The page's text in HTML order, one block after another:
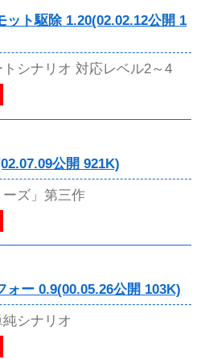
ット駆除 1.20(02.02.12公開 1
シナリオ 対応レベル2～4
公開 921K)
ズ」第三作
ォー 0.9(00.05.26公開 103K)
シナリオ